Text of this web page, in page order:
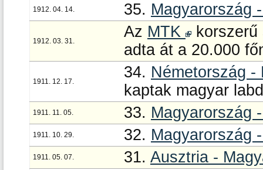
1912. 04. 14. 35. Magyarország
1912. 03. 31.
Az MTK
adta át a 20.000
1911. 12. 17.
34. Németország
kaptak magyar
1911. 11. 05. 33. Magyarország
1911. 10. 29. 32. Magyarország
1911. 05. 07. 31. Ausztria -